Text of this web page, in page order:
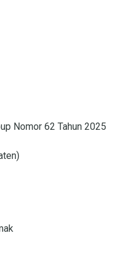
Nomor 62 Tahun 2025